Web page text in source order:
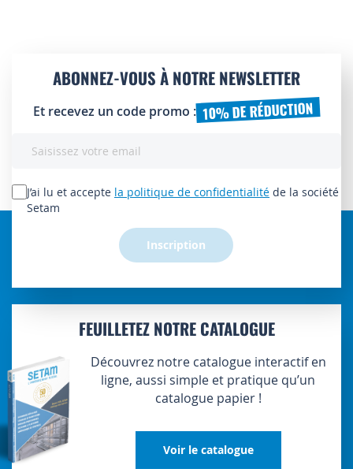
ABONNEZ-VOUS À NOTRE NEWSLETTER
Et recevez un code promo : 10% DE RÉDUCTION
lettre
d’information
J’ai lu et accepte la politique de confidentialité de la société
Setam
Inscription
FEUILLETEZ NOTRE CATALOGUE
Découvrez notre catalogue interactif en
ligne, aussi simple et pratique qu’un
catalogue papier !
Voir le catalogue